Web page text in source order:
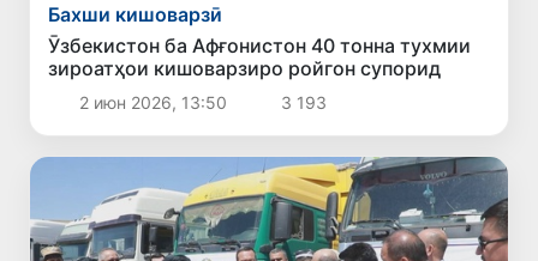
Бахши кишоварзӣ
Ӯзбекистон ба Афғонистон 40 тонна тухмии
зироатҳои кишоварзиро ройгон супорид
2 июн 2026, 13:50 3 193